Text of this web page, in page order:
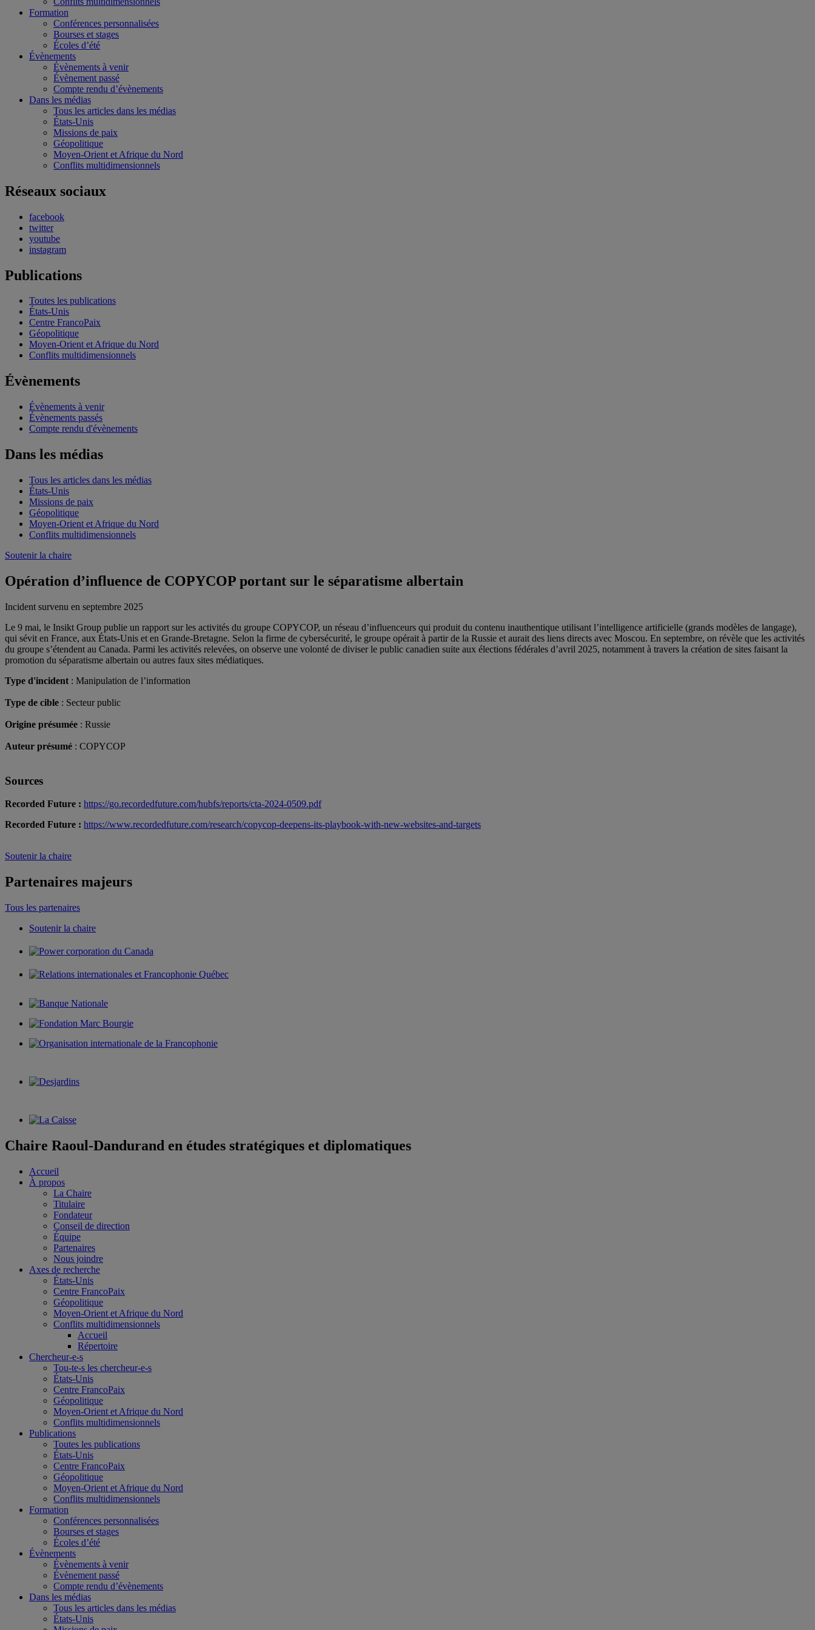
Formation
Conférences personnalisées
Bourses et stages
Écoles d’été
Évènements
Évènements à venir
Évènement passé
Compte rendu d’évènements
Dans les médias
Tous les articles dans les médias
États-Unis
Missions de paix
Géopolitique
Moyen-Orient et Afrique du Nord
Conflits multidimensionnels
Réseaux sociaux
facebook
twitter
youtube
instagram
Publications
Toutes les publications
États-Unis
Centre FrancoPaix
Géopolitique
Moyen-Orient et Afrique du Nord
Conflits multidimensionnels
Évènements
Évènements à venir
Évènements passés
Compte rendu d'évènements
Dans les médias
Tous les articles dans les médias
États-Unis
Missions de paix
Géopolitique
Moyen-Orient et Afrique du Nord
Conflits multidimensionnels
Soutenir la chaire
Opération d’influence de COPYCOP portant sur le séparatisme albertain
Incident survenu en septembre 2025
Le 9 mai, le Insikt Group publie un rapport sur les activités du groupe COPYCOP, un réseau d’influenceurs qui produit du contenu inauthentique utilisant l’intelligence artificielle (grands modèles de langage),
qui sévit en France, aux États-Unis et en Grande-Bretagne. Selon la firme de cybersécurité, le groupe opérait à partir de la Russie et aurait des liens directs avec Moscou. En septembre, on révèle que les activités
du groupe s’étendent au Canada. Parmi les activités relevées, on observe une volonté de diviser le public canadien suite aux élections fédérales d’avril 2025, notamment à travers la création de sites faisant la
promotion du séparatisme albertain ou autres faux sites médiatiques.
Type d'incident : Manipulation de l’information
Type de cible : Secteur public
Origine présumée : Russie
Auteur présumé : COPYCOP
Sources
Recorded Future : https://go.recordedfuture.com/hubfs/reports/cta-2024-0509.pdf
Recorded Future : https://www.recordedfuture.com/research/copycop-deepens-its-playbook-with-new-websites-and-targets
Soutenir la chaire
Partenaires majeurs
Tous les partenaires
Soutenir la chaire
Chaire Raoul-Dandurand en études stratégiques et diplomatiques
Accueil
À propos
La Chaire
Titulaire
Fondateur
Conseil de direction
Équipe
Partenaires
Nous joindre
Axes de recherche
États-Unis
Centre FrancoPaix
Géopolitique
Moyen-Orient et Afrique du Nord
Conflits multidimensionnels
Accueil
Répertoire
Chercheur-e-s
Tou-te-s les chercheur-e-s
États-Unis
Centre FrancoPaix
Géopolitique
Moyen-Orient et Afrique du Nord
Conflits multidimensionnels
Publications
Toutes les publications
États-Unis
Centre FrancoPaix
Géopolitique
Moyen-Orient et Afrique du Nord
Conflits multidimensionnels
Formation
Conférences personnalisées
Bourses et stages
Écoles d’été
Évènements
Évènements à venir
Évènement passé
Compte rendu d’évènements
Dans les médias
Tous les articles dans les médias
États-Unis